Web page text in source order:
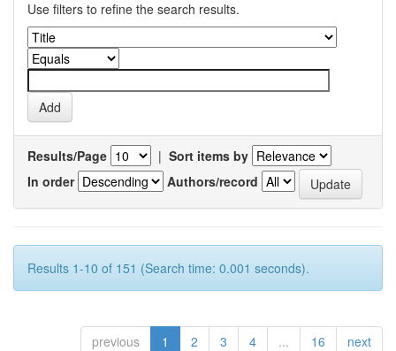
Use filters to refine the search results.
Results/Page | Sort items by
In order
Authors/record
Results 1-10 of 151 (Search time: 0.001 seconds).
previous 1 2 3 4 ... 16 next